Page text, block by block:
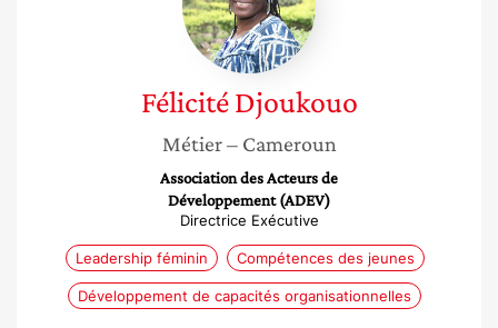
Félicité Djoukouo
Métier – Cameroun
Association des Acteurs de
Développement (ADEV)
Directrice Exécutive
Leadership féminin Compétences des jeunes
Développement de capacités organisationnelles